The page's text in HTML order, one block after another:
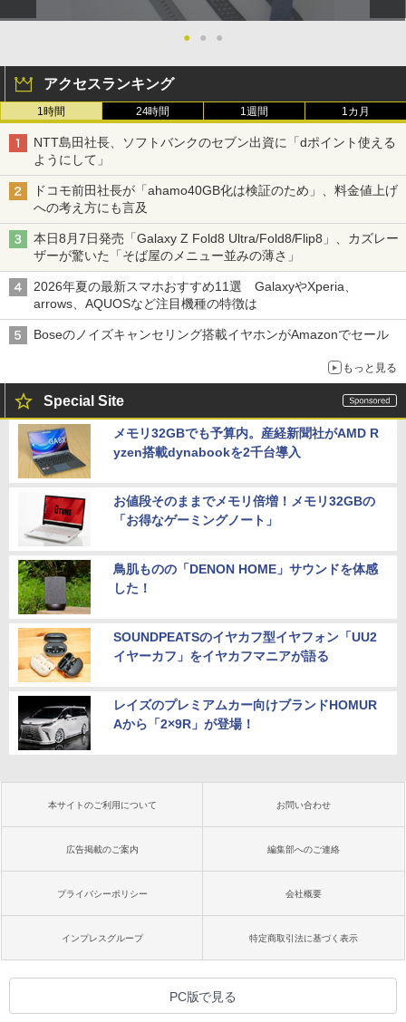
● ● ●
アクセスランキング
1時間 24時間 1週間 1カ月
NTT島田社長、ソフトバンクのセブン出資に「dポイント使える
ようにして」
ドコモ前田社長が「ahamo40GB化は検証のため」、料金値上げ
への考え方にも言及
本日8月7日発売「Galaxy Z Fold8 Ultra/Fold8/Flip8」、カズレー
ザーが驚いた「そば屋のメニュー並みの薄さ」
2026年夏の最新スマホおすすめ11選 GalaxyやXperia、
arrows、AQUOSなど注目機種の特徴は
Boseのノイズキャンセリング搭載イヤホンがAmazonでセール
もっと見る
Special Site
メモリ32GBでも予算内。産経新聞社がAMD R
yzen搭載dynabookを2千台導入
お値段そのままでメモリ倍増！メモリ32GBの
「お得なゲーミングノート」
鳥肌ものの「DENON HOME」サウンドを体感
した！
SOUNDPEATSのイヤカフ型イヤフォン「UU2
イヤーカフ」をイヤカフマニアが語る
レイズのプレミアムカー向けブランドHOMUR
Aから「2×9R」が登場！
本サイトのご利用について お問い合わせ
広告掲載のご案内 編集部へのご連絡
プライバシーポリシー 会社概要
インプレスグループ 特定商取引法に基づく表示
PC版で見る